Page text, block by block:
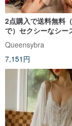
2点購入で送料無料
で）セクシーなシー
マスクセット
Queensybra
7,151円